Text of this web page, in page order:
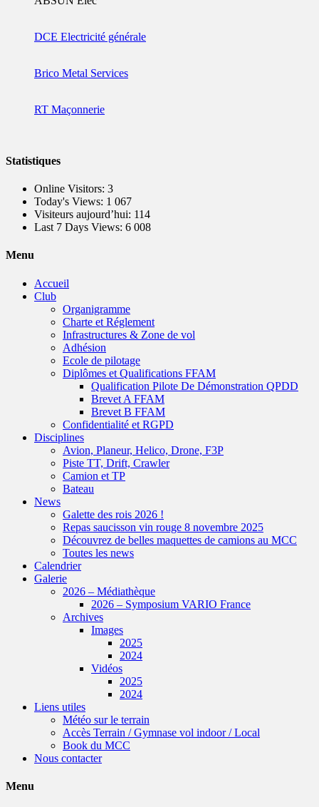
DCE Electricité générale
Brico Metal Services
RT Maçonnerie
Statistiques
Online Visitors: 3
Today's Views: 1 067
Visiteurs aujourd’hui: 114
Last 7 Days Views: 6 008
Menu
Accueil
Club
Organigramme
Charte et Réglement
Infrastructures & Zone de vol
Adhésion
Ecole de pilotage
Diplômes et Qualifications FFAM
Qualification Pilote De Démonstration QPDD
Brevet A FFAM
Brevet B FFAM
Confidentialité et RGPD
Disciplines
Avion, Planeur, Helico, Drone, F3P
Piste TT, Drift, Crawler
Camion et TP
Bateau
News
Galette des rois 2026 !
Repas saucisson vin rouge 8 novembre 2025
Découvrez de belles maquettes de camions au MCC
Toutes les news
Calendrier
Galerie
2026 – Médiathèque
2026 – Symposium VARIO France
Archives
Images
2025
2024
Vidéos
2025
2024
Liens utiles
Météo sur le terrain
Accès Terrain / Gymnase vol indoor / Local
Book du MCC
Nous contacter
Menu